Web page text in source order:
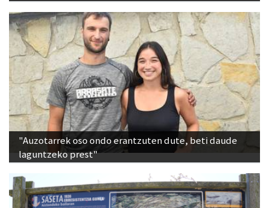
"Auzotarrek oso ondo erantzuten dute, beti daude
laguntzeko prest"